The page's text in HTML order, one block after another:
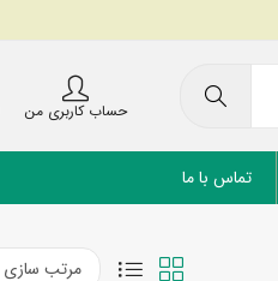
حساب کاربری من
تماس با ما